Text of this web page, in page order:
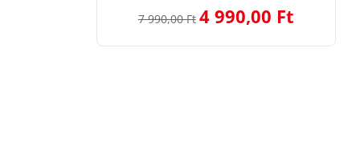
7 990,00 Ft 4 990,00 Ft